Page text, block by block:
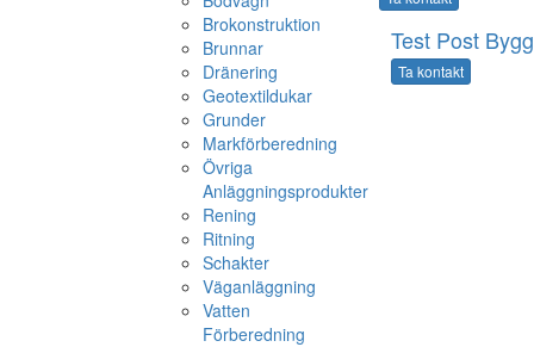
Brokonstruktion
Brunnar
Dränering
Geotextildukar
Grunder
Markförberedning
Övriga
Anläggningsprodukter
Rening
Ritning
Schakter
Väganläggning
Vatten
Förberedning
Test Post
Ta kontakt